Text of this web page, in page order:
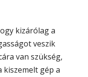
kizárólag a
veszik
van szükség,
kiszemelt gép a